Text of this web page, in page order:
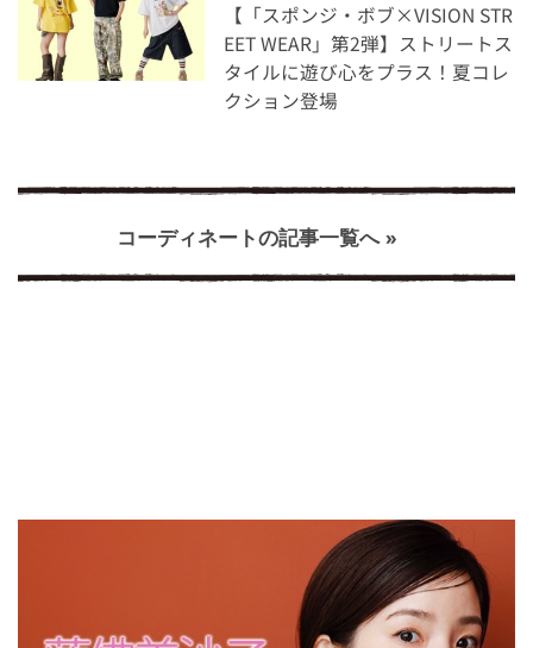
【「スポンジ・ボブ×VISION STR
EET WEAR」第2弾】ストリートス
タイルに遊び心をプラス！夏コレ
クション登場
コーディネートの記事一覧へ »